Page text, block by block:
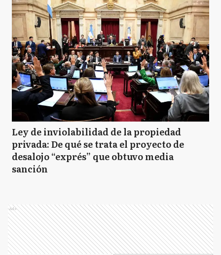
Ley de inviolabilidad de la propiedad
privada: De qué se trata el proyecto de
desalojo “exprés” que obtuvo media
sanción
Ads